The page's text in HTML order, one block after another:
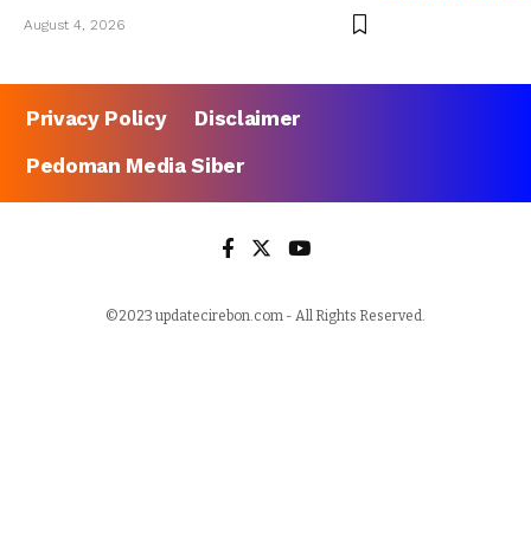
August 4, 2026
Privacy Policy
Disclaimer
Pedoman Media Siber
©2023 updatecirebon.com - All Rights Reserved.